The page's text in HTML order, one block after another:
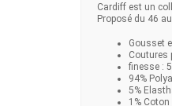
Cardiff est un
Proposé du 46
Gousset
Coutures
finesse :
94%
5%
1% Coton